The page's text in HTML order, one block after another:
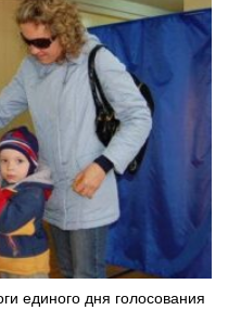
единого дня голосования